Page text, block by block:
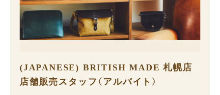
(JAPANESE) BRITISH MADE 札幌店
店舗販売スタッフ（アルバイト）